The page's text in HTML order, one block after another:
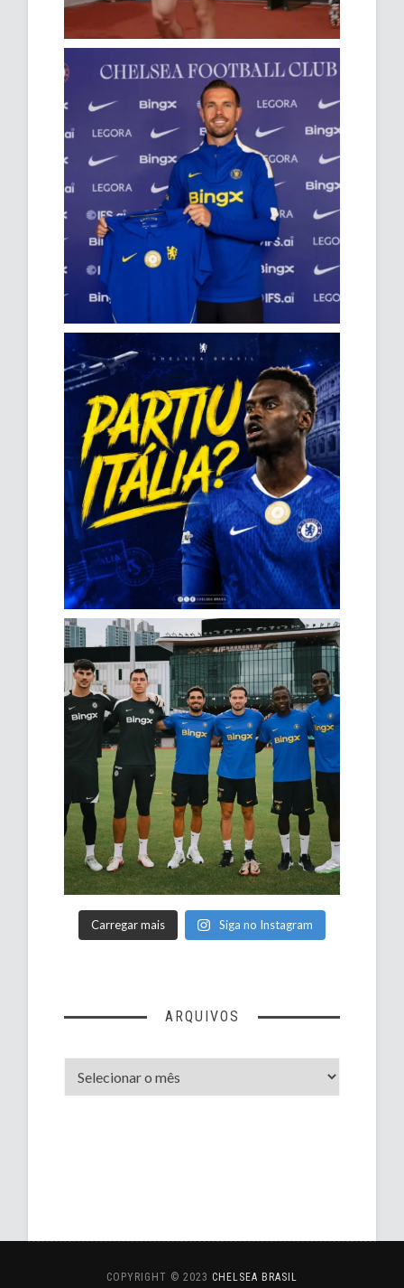
Carregar mais Siga no Instagram
ARQUIVOS
COPYRIGHT © 2023 CHELSEA BRASIL